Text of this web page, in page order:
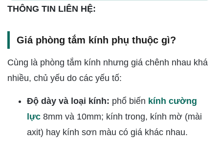
THÔNG TIN LIÊN HỆ:
Giá phòng tắm kính phụ thuộc gì?
Cùng là phòng tắm kính nhưng giá chênh nhau khá
nhiều, chủ yếu do các yếu tố:
Độ dày và loại kính: phổ biến kính cường
lực 8mm và 10mm; kính trong, kính mờ (mài
axit) hay kính sơn màu có giá khác nhau.